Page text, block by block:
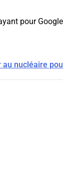
pour
au nucléaire